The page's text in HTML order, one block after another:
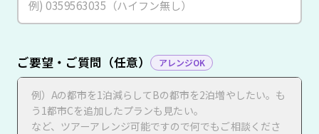
ご要望・ご質問（任意） アレンジOK